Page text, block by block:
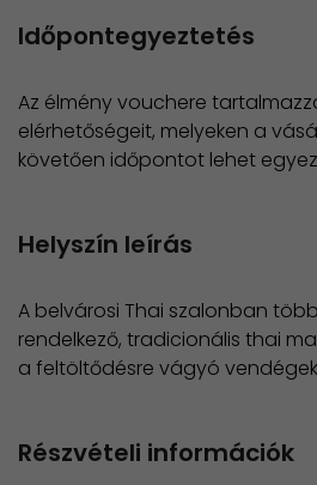
Időpontegyeztetés
Az élmény vouchere
elérhetőségeit, melyeken a
követően időpontot lehet
Helyszín leírás
A belvárosi Thai szalonban
rendelkező, tradicionális thai
a feltöltődésre vágyó
Részvételi információk